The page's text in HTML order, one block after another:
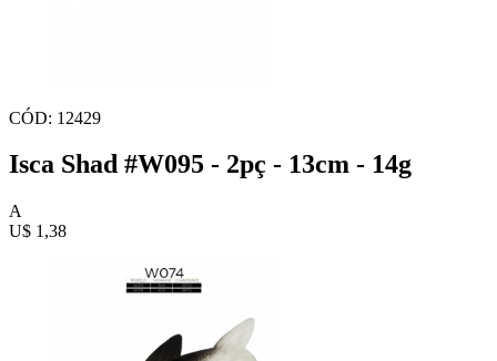
CÓD: 12429
Isca Shad #W095 - 2pç - 13cm - 14g
A
U$ 1,38